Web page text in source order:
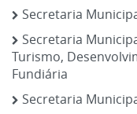
Secretaria
Secretaria
Turismo,
Fundiária
Secretaria